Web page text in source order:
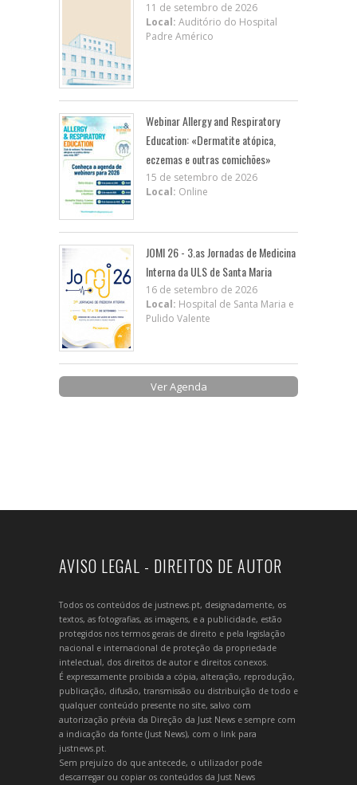
11 de setembro de 2026
Local: Auditório do Hospital
Padre Américo
Webinar Allergy and Respiratory
Education: «Dermatite atópica,
eczemas e outras comichões»
15 de setembro de 2026
Local: Online
JOMI 26 - 3.as Jornadas de Medicina
Interna da ULS de Santa Maria
16 de setembro de 2026
Local: Hospital de Santa Maria e
Pulido Valente
Ver Agenda
AVISO LEGAL - DIREITOS DE AUTOR
Todos os conteúdos de justnews.pt, designadamente, os
textos, as fotografias, as imagens, e a publicidade, estão
protegidos nos termos gerais de direito e pela legislação
nacional e internacional de proteção da propriedade
intelectual, dos direitos de autor e direitos conexos.
É expressamente proibida a cópia, alteração, reprodução,
publicação, difusão, transmissão ou distribuição de todo e
qualquer conteúdo presente no site, salvo com
autorização prévia da Direção da Just News e sempre com
a indicação da fonte (Just News), com o link para
justnews.pt.
Sem prejuízo do que antecede, o utilizador pode
descarregar ou copiar os conteúdos da Just News